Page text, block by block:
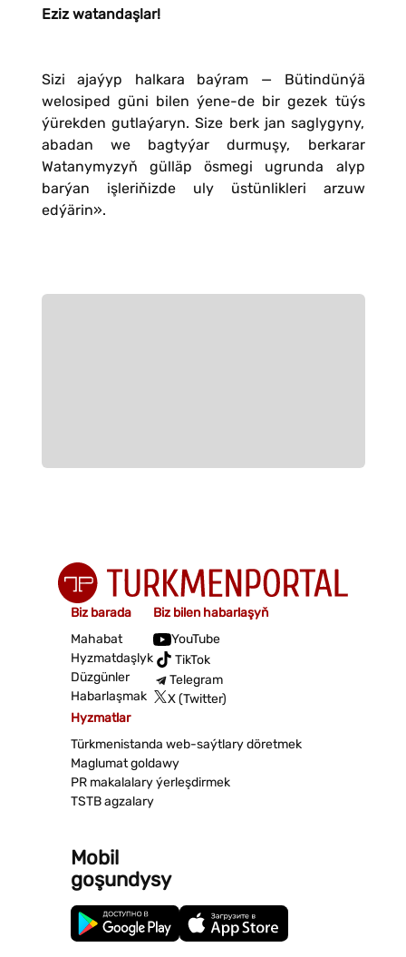
Eziz watandaşlar!
Sizi ajaýyp halkara baýram — Bütindünýä
welosiped güni bilen ýene-de bir gezek tüýs
ýürekden gutlaýaryn. Size berk jan saglygyny,
abadan we bagtyýar durmuşy, berkarar
Watanymyzyň gülläp ösmegi ugrunda alyp
barýan işleriňizde uly üstünlikleri arzuw
edýärin».
Biz barada
Mahabat
Hyzmatdaşlyk
Düzgünler
Habarlaşmak
Biz bilen habarlaşyň
YouTube
TikTok
Telegram
X (Twitter)
Hyzmatlar
Türkmenistanda web-saýtlary döretmek
Maglumat goldawy
PR makalalary ýerleşdirmek
TSTB agzalary
Mobil
goşundysy